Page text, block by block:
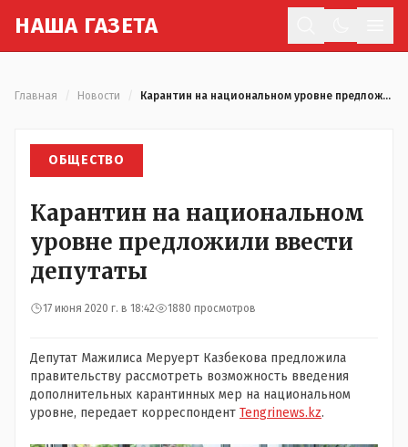
НАША ГАЗЕТА
Главная Новости Карантин на национальном уровне предложили ввести депутаты
ОБЩЕСТВО
Карантин на национальном
уровне предложили ввести
депутаты
17 июня 2020 г. в 18:42 1880 просмотров
Депутат Мажилиса Меруерт Казбекова предложила
правительству рассмотреть возможность введения
дополнительных карантинных мер на национальном
уровне, передает корреспондент Tengrinews.kz.